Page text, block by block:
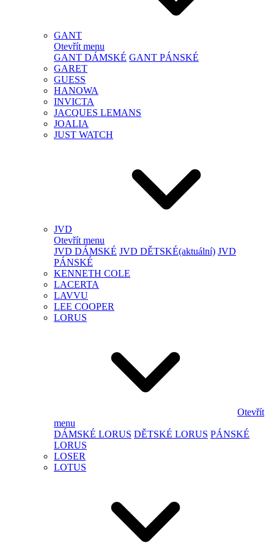
GANT
Otevřít menu
GANT DÁMSKÉ GANT PÁNSKÉ
GARET
GUESS
HANOWA
INVICTA
JACQUES LEMANS
JOALIA
JUST WATCH
JVD
Otevřít menu
JVD DÁMSKÉ JVD DĚTSKÉ(aktuální) JVD
PÁNSKÉ
KENNETH COLE
LACERTA
LAVVU
LEE COOPER
LORUS
Otevřít
menu
DÁMSKÉ LORUS DĚTSKÉ LORUS PÁNSKÉ
LORUS
LOSER
LOTUS